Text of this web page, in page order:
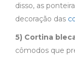
disso, as
decoração das
5) Cortina
cômodos que